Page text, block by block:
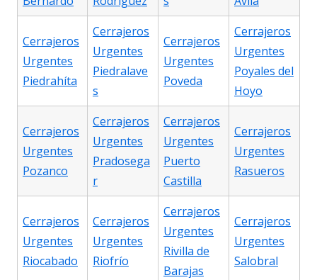
Cerrajeros
Urgentes
Piedrahíta
Cerrajeros
Urgentes
Piedralave
s
Cerrajeros
Urgentes
Poveda
Cerrajeros
Urgentes
Poyales del
Hoyo
Cerrajeros
Urgentes
Pozanco
Cerrajeros
Urgentes
Pradosega
r
Cerrajeros
Urgentes
Puerto
Castilla
Cerrajeros
Urgentes
Rasueros
Cerrajeros
Urgentes
Riocabado
Cerrajeros
Urgentes
Riofrío
Cerrajeros
Urgentes
Rivilla de
Barajas
Cerrajeros
Urgentes
Salobral